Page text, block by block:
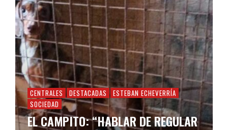
CENTRALES DESTACADAS
ESTEBAN ECHEVERRÍA
SOCIEDAD
EL CAMPITO: “HABLAR DE REGULAR